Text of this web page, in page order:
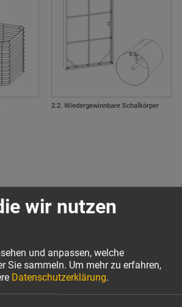
2.2. Wiedergewinnbare Schalkörper
wir nutzen
und anpassen, welche
Sie sammeln. Um mehr zu erfahren,
Datenschutzerklärung.